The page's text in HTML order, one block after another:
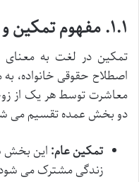
۱.۱. مفهوم تمکین و ابعاد آن
تمکین در لغت به معنای
اصطلاح حقوقی خانواده،
معاشرت توسط هر یک از
دو بخش عمده تقسیم می
تمکین عام: این بخش
زندگی مشترک می شود